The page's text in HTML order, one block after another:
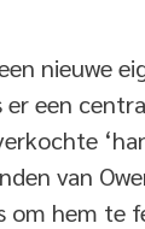
nieuwe
er een
van
om hem te